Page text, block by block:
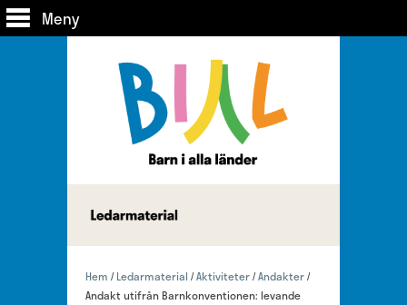
Meny
Hem / Ledarmaterial /Aktiviteter /Andakter /
Andakt utifrån Barnkonventionen: levande